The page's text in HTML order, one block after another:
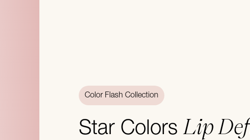
Color Flash Collection
Star ColorsLip